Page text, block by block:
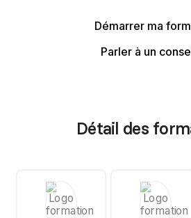
Démarrer ma
Parler à un
Détail des